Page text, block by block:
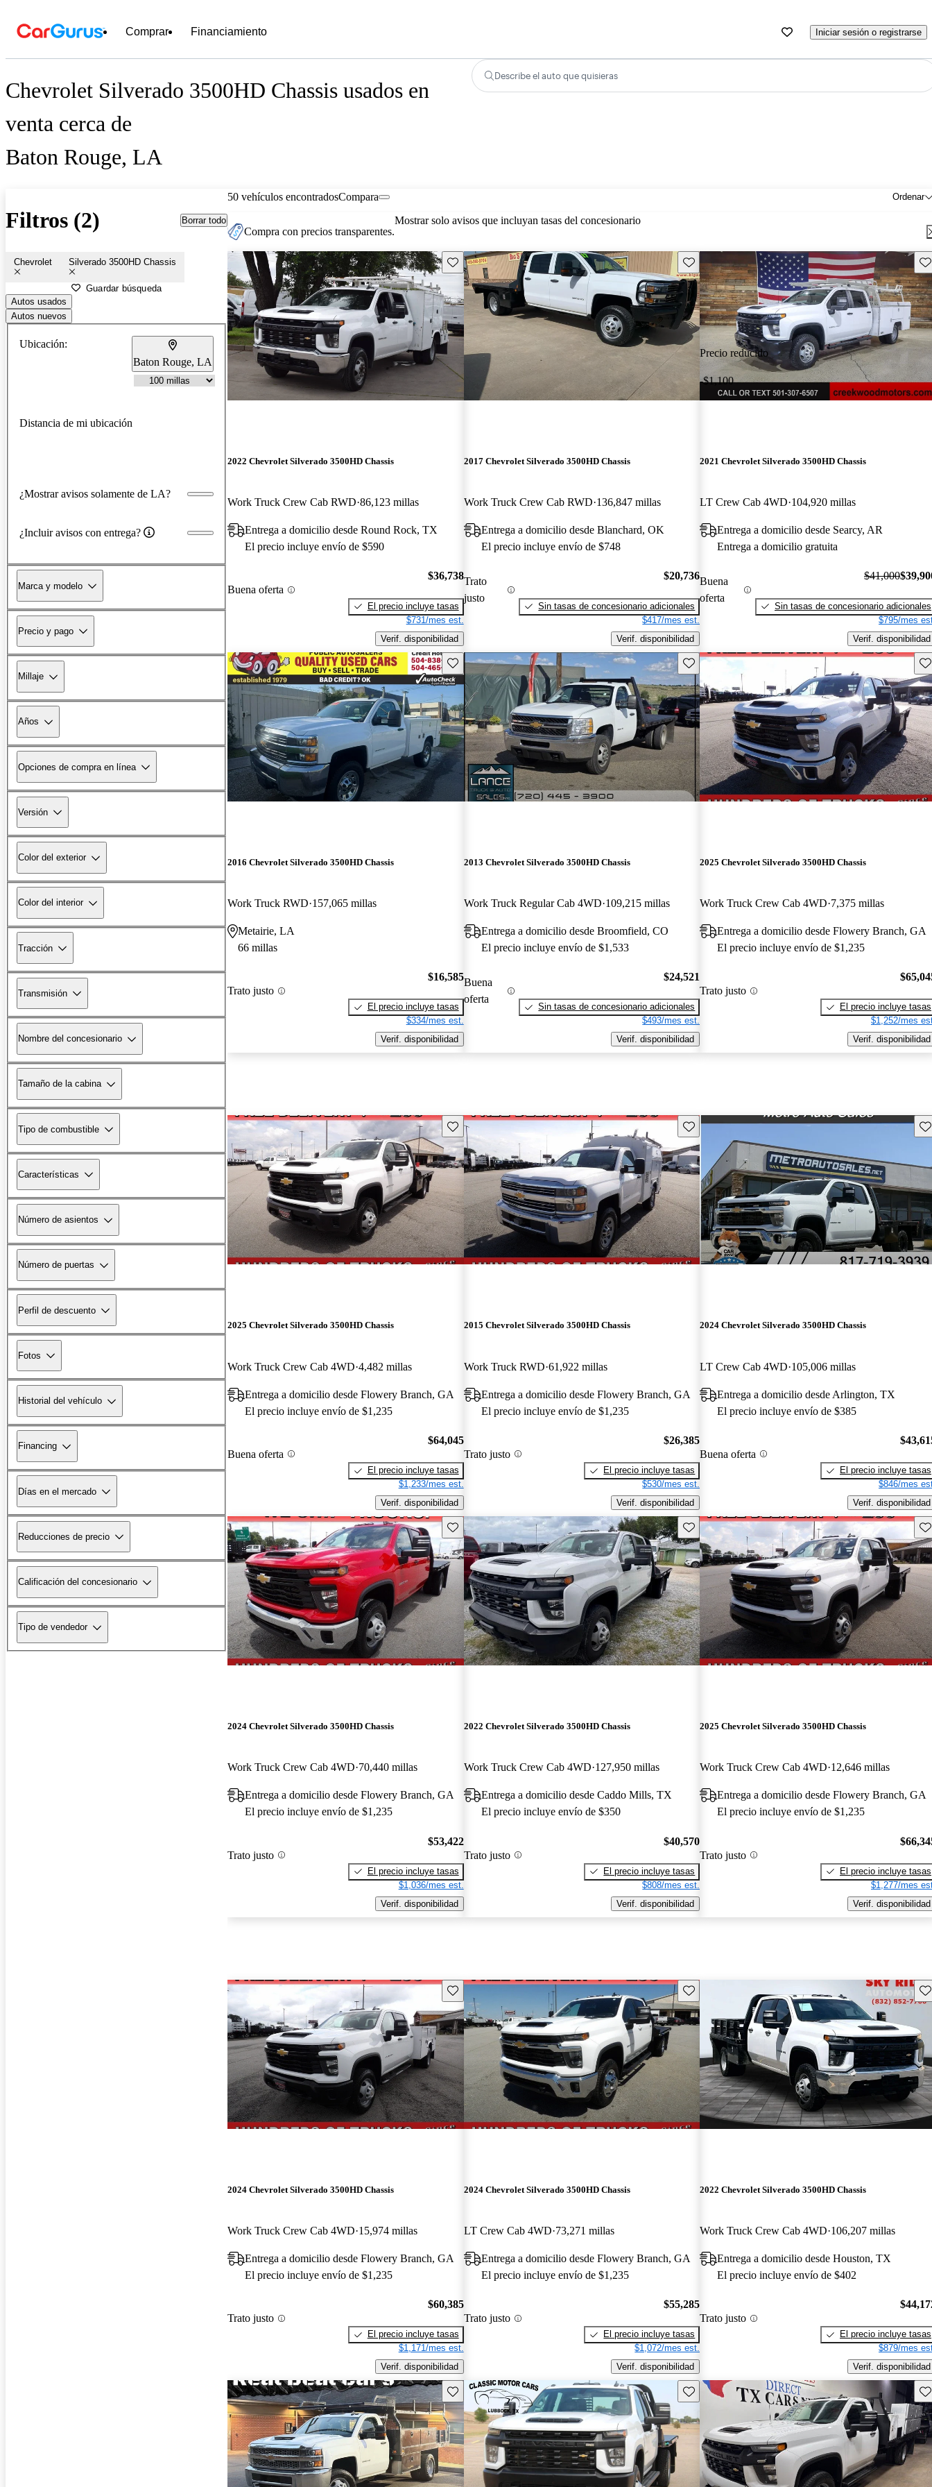
Comprar Financiamiento Iniciar sesión o registrarse
Chevrolet Silverado 3500HD Chassis usados en
venta cerca de
Baton Rouge, LA
Describe el auto que quisieras
Filtros (2) Borrar todo
Chevrolet Silverado 3500HD Chassis
Guardar búsqueda
Autos usados
Autos nuevos
Ubicación:
Baton Rouge, LA
Distancia de mi ubicación
¿Mostrar avisos solamente de LA?
¿Incluir avisos con entrega?
Marca y modelo
Precio y pago
Millaje
Años
Opciones de compra en línea
Versión
Color del exterior
Color del interior
Tracción
Transmisión
Nombre del concesionario
Tamaño de la cabina
Tipo de combustible
Características
Número de asientos
Número de puertas
Perfil de descuento
Fotos
Historial del vehículo
Financing
Días en el mercado
Reducciones de precio
Calificación del concesionario
Tipo de vendedor
50 vehículos encontrados Ordenar
Compara
Compra con precios transparentes.
Mostrar solo avisos que incluyan tasas del concesionario
Guarda este Aviso
2022 Chevrolet Silverado 3500HD Chassis
Work Truck Crew Cab RWD 86,123 millas
Entrega a domicilio desde Round Rock, TX
El precio incluye envío de $590
Buena oferta
$36,738
El precio incluye tasas
$731/mes est.
Verif. disponibilidad
Guarda este Aviso
2017 Chevrolet Silverado 3500HD Chassis
Work Truck Crew Cab RWD 136,847 millas
Entrega a domicilio desde Blanchard, OK
El precio incluye envío de $748
Trato
justo
$20,736
Sin tasas de concesionario adicionales
$417/mes est.
Verif. disponibilidad
Precio reducido
-$1,100
2021 Chevrolet Silverado 3500HD Chassis
LT Crew Cab 4WD 104,920 millas
Entrega a domicilio desde Searcy, AR
Entrega a domicilio gratuita
Buena
oferta
$41,000
Sin tasas de concesionario adicionales
$795/mes
Verif. disponibilidad
Guarda este Aviso
2016 Chevrolet Silverado 3500HD Chassis
Work Truck RWD 157,065 millas
Metairie, LA
66 millas
Trato justo
$16,585
El precio incluye tasas
$334/mes est.
Verif. disponibilidad
Guarda este Aviso
2013 Chevrolet Silverado 3500HD Chassis
Work Truck Regular Cab 4WD 109,215 millas
Entrega a domicilio desde Broomfield, CO
El precio incluye envío de $1,533
Buena
oferta
$24,521
Sin tasas de concesionario adicionales
$493/mes est.
Verif. disponibilidad
2025 Chevrolet Silverado 3500HD Chassis
Work Truck Crew Cab 4WD 7,375 millas
Entrega a domicilio desde Flowery Branch, GA
El precio incluye envío de $1,235
Trato justo
El precio incluye tasas
$1,252/mes
Verif. disponibilidad
Guarda este Aviso
2025 Chevrolet Silverado 3500HD Chassis
Work Truck Crew Cab 4WD 4,482 millas
Entrega a domicilio desde Flowery Branch, GA
El precio incluye envío de $1,235
Buena oferta
$64,045
El precio incluye tasas
$1,233/mes est.
Verif. disponibilidad
Guarda este Aviso
2015 Chevrolet Silverado 3500HD Chassis
Work Truck RWD 61,922 millas
Entrega a domicilio desde Flowery Branch, GA
El precio incluye envío de $1,235
Trato justo
$26,385
El precio incluye tasas
$530/mes est.
Verif. disponibilidad
2024 Chevrolet Silverado 3500HD Chassis
LT Crew Cab 4WD 105,006 millas
Entrega a domicilio desde Arlington, TX
El precio incluye envío de $385
Buena oferta
El precio incluye tasas
$846/mes
Verif. disponibilidad
Guarda este Aviso
2024 Chevrolet Silverado 3500HD Chassis
Work Truck Crew Cab 4WD 70,440 millas
Entrega a domicilio desde Flowery Branch, GA
El precio incluye envío de $1,235
Trato justo
$53,422
El precio incluye tasas
$1,036/mes est.
Verif. disponibilidad
Guarda este Aviso
2022 Chevrolet Silverado 3500HD Chassis
Work Truck Crew Cab 4WD 127,950 millas
Entrega a domicilio desde Caddo Mills, TX
El precio incluye envío de $350
Trato justo
$40,570
El precio incluye tasas
$808/mes est.
Verif. disponibilidad
2025 Chevrolet Silverado 3500HD Chassis
Work Truck Crew Cab 4WD 12,646 millas
Entrega a domicilio desde Flowery Branch, GA
El precio incluye envío de $1,235
Trato justo
El precio incluye tasas
$1,277/mes
Verif. disponibilidad
Guarda este Aviso
2024 Chevrolet Silverado 3500HD Chassis
Work Truck Crew Cab 4WD 15,974 millas
Entrega a domicilio desde Flowery Branch, GA
El precio incluye envío de $1,235
Trato justo
$60,385
El precio incluye tasas
$1,171/mes est.
Verif. disponibilidad
Guarda este Aviso
2024 Chevrolet Silverado 3500HD Chassis
LT Crew Cab 4WD 73,271 millas
Entrega a domicilio desde Flowery Branch, GA
El precio incluye envío de $1,235
Trato justo
$55,285
El precio incluye tasas
$1,072/mes est.
Verif. disponibilidad
2022 Chevrolet Silverado 3500HD Chassis
Work Truck Crew Cab 4WD 106,207 millas
Entrega a domicilio desde Houston, TX
El precio incluye envío de $402
Trato justo
El precio incluye tasas
$879/mes
Verif. disponibilidad
Guarda este Aviso Guarda este Aviso